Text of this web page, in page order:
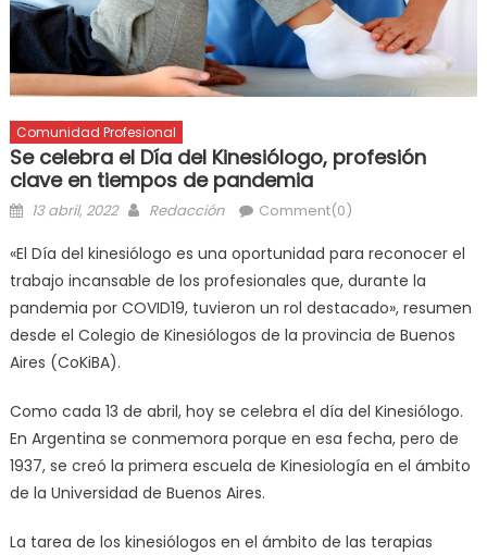
Comunidad Profesional
Se celebra el Día del Kinesiólogo, profesión
clave en tiempos de pandemia
13 abril, 2022 Redacción Comment(0)
«El Día del kinesiólogo es una oportunidad para reconocer el
trabajo incansable de los profesionales que, durante la
pandemia por COVID19, tuvieron un rol destacado», resumen
desde el Colegio de Kinesiólogos de la provincia de Buenos
Aires (CoKiBA).
Como cada 13 de abril, hoy se celebra el día del Kinesiólogo.
En Argentina se conmemora porque en esa fecha, pero de
1937, se creó la primera escuela de Kinesiología en el ámbito
de la Universidad de Buenos Aires.
La tarea de los kinesiólogos en el ámbito de las terapias